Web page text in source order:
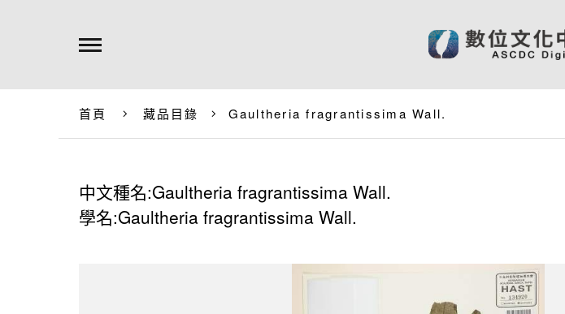
首頁 藏品目錄 Gaultheria fragrantissima Wall.
中文種名:Gaultheria fragrantissima Wall.
學名:Gaultheria fragrantissima Wall.